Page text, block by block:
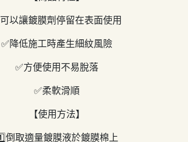
以讓鍍膜劑停留在表面使用
✅降低施工時產生細紋風險
✅方便使用不易脫落
✅柔軟滑順
【使用方法】
倒取適量鍍膜液於鍍膜棉上